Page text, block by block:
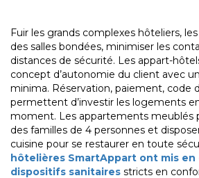
Fuir les grands complexes hôteliers,
des salles bondées, minimiser les
distances de sécurité. Les appart-
concept d’autonomie du client avec
minima. Réservation, paiement, code
permettent d’investir les logements
moment. Les appartements meublés
des familles de 4 personnes et
cuisine pour se restaurer en toute
hôtelières SmartAppart ont mis
dispositifs sanitaires stricts en